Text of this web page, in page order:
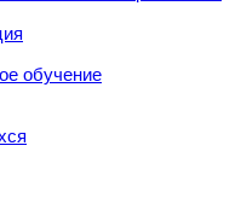
обучение